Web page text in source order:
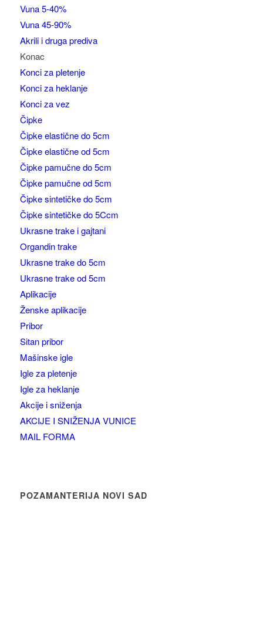
Vuna 5-40%
Vuna 45-90%
Akrili i druga prediva
Konac
Konci za pletenje
Konci za heklanje
Konci za vez
Čipke
Čipke elastične do 5cm
Čipke elastične od 5cm
Čipke pamučne do 5cm
Čipke pamučne od 5cm
Čipke sintetičke do 5cm
Čipke sintetičke do 5Ccm
Ukrasne trake i gajtani
Organdin trake
Ukrasne trake do 5cm
Ukrasne trake od 5cm
Aplikacije
Ženske aplikacije
Pribor
Sitan pribor
Mašinske igle
Igle za pletenje
Igle za heklanje
Akcije i sniženja
AKCIJE I SNIŽENJA VUNICE
MAIL FORMA
POZAMANTERIJA NOVI SAD